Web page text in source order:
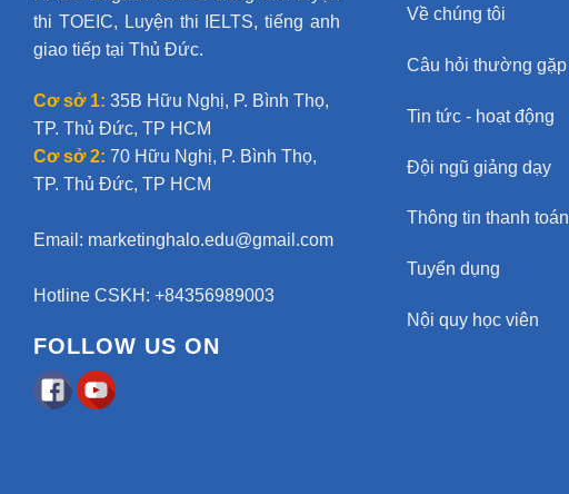
thi TOEIC, Luyện thi IELTS, tiếng anh
giao tiếp tại Thủ Đức.
Cơ sở 1: 35B Hữu Nghị, P. Bình Thọ,
TP. Thủ Đức, TP HCM
Cơ sở 2: 70 Hữu Nghị, P. Bình Thọ,
TP. Thủ Đức, TP HCM
Email: marketinghalo.edu@gmail.com
Hotline CSKH: +84356989003
FOLLOW US ON
Về chúng tôi
Câu hỏi thường gặp
Tin tức - hoạt động
Đội ngũ giảng dạy
Thông tin thanh toán
Tuyển dụng
Nội quy học viên